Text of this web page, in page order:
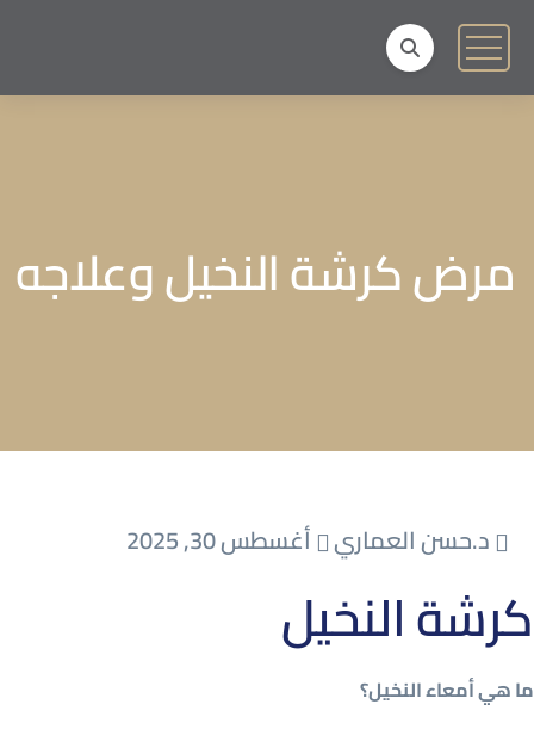
مرض كرشة النخيل وعلاجه
د.حسن العماري أغسطس 30, 2025
كرشة النخيل
ما هي أمعاء النخيل؟